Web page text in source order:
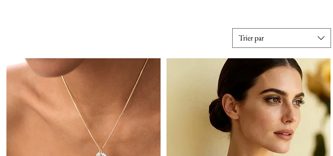
Trier par